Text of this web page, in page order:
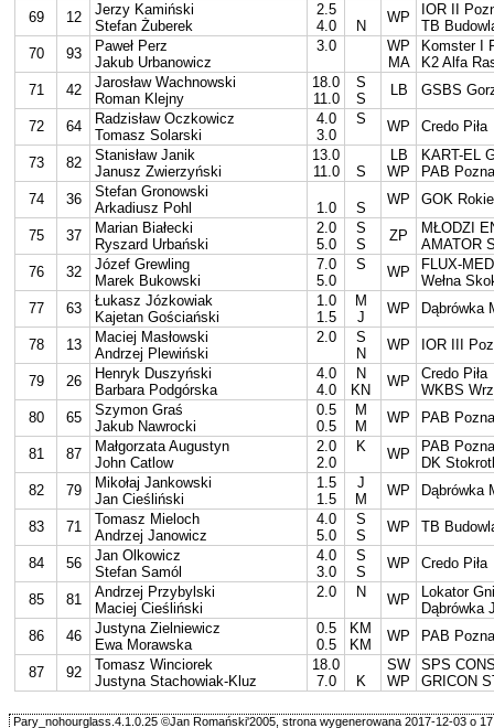
69 12
Jerzy Kamiński
Stefan Żuberek
2.5
4.0
N
WP
IOR II
TB
70
93
Paweł Perz
Jakub Urbanowicz
3.0
WP
MA
Komster I
K2 Alfa
71
42
Jarosław Wachnowski
Roman Klejny
18.0
11.0
S
S
LB GSBS
72 64
Radzisław Oczkowicz
Tomasz Solarski
4.0
3.0
S WP Credo Piła
73 82
Stanisław Janik
Janusz Zwierzyński
13.0
11.0
S
LB
WP
KART-EL
PAB
74
36
Stefan Gronowski
Arkadiusz Pohl
1.0 S
WP GOK
75 37
Marian Białecki
Ryszard Urbański
2.0
5.0
S
S
ZP
MŁODZI
AMATOR
76
32
Józef Grewling
Marek Bukowski
7.0
5.0
S WP
FLUX-
Wełna
77
63
Łukasz Józkowiak
Kajetan Gościański
1.0
1.5
M
J
WP Dąbrówka
78 13
Maciej Masłowski
Andrzej Plewiński
2.0
S
N
WP IOR III
79 26
Henryk Duszyński
Barbara Podgórska
4.0
4.0
N
KN
WP
Credo Piła
WKBS
80
65
Szymon Graś
Jakub Nawrocki
0.5
0.5
M
M
WP PAB
81 87
Małgorzata Augustyn
John Catlow
2.0
2.0
K WP
PAB
DK
82
79
Mikołaj Jankowski
Jan Cieśliński
1.5
1.5
J
M
WP Dąbrówka
83 71
Tomasz Mieloch
Andrzej Janowicz
4.0
5.0
S
S
WP TB
84 56
Jan Olkowicz
Stefan Samól
4.0
3.0
S
S
WP Credo Piła
85 81
Andrzej Przybylski
Maciej Cieśliński
2.0 N WP
Lokator
Dąbrówka
86
46
Justyna Zielniewicz
Ewa Morawska
0.5
0.5
KM
KM
WP PAB
87 92
Tomasz Winciorek
Justyna Stachowiak-Kluz
18.0
7.0
K
SW
WP
SPS
GRICON
Pary_nohourglass.4.1.0.25 ©Jan Romański'2005, strona wygenerowana 2017-12-03 o